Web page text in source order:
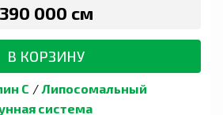
390 000 сӯм
В КОРЗИНУ
С / Липосомальный
система